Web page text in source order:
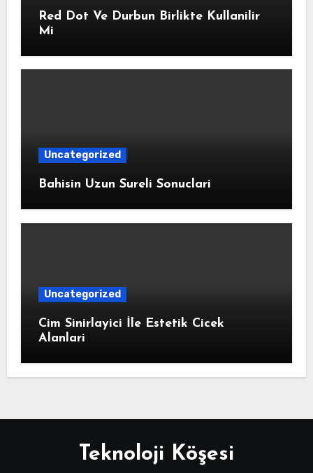
Red Dot Ve Durbun Birlikte Kullanilir
Mi
Uncategorized
Bahisin Uzun Sureli Sonuclari
Uncategorized
Cim Sinirlayici İle Estetik Cicek
Alanlari
Teknoloji Köşesi